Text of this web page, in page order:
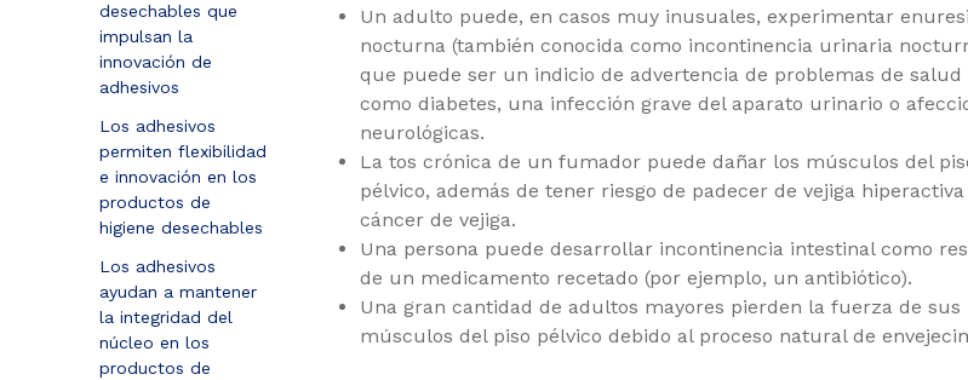
desechables que
impulsan la
innovación de
adhesivos
Los adhesivos
permiten flexibilidad
e innovación en los
productos de
higiene desechables
Los adhesivos
ayudan a mantener
la integridad del
núcleo en los
productos de
Un adulto puede, en casos muy inusuales, experimentar
nocturna (también conocida como incontinencia urinaria
que puede ser un indicio de advertencia de problemas de salud
como diabetes, una infección grave del aparato urinario o
neurológicas.
La tos crónica de un fumador puede dañar los músculos del
pélvico, además de tener riesgo de padecer de vejiga hiperactiva
cáncer de vejiga.
Una persona puede desarrollar incontinencia intestinal como
de un medicamento recetado (por ejemplo, un antibiótico).
Una gran cantidad de adultos mayores pierden la fuerza de sus
músculos del piso pélvico debido al proceso natural de